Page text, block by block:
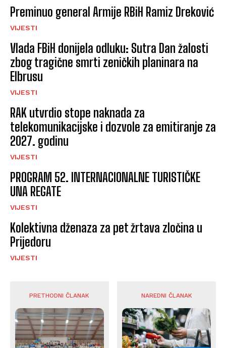
Preminuo general Armije RBiH Ramiz Dreković
VIJESTI
Vlada FBiH donijela odluku: Sutra Dan žalosti
zbog tragične smrti zeničkih planinara na
Elbrusu
VIJESTI
RAK utvrdio stope naknada za
telekomunikacijske i dozvole za emitiranje za
2027. godinu
VIJESTI
PROGRAM 52. INTERNACIONALNE TURISTIČKE
UNA REGATE
VIJESTI
Kolektivna dženaza za pet žrtava zločina u
Prijedoru
VIJESTI
PRETHODNI ČLANAK NAREDNI ČLANAK